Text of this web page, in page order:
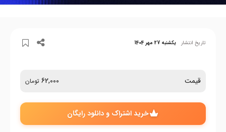
تاریخ انتشار یکشنبه 27 مهر 1404
قیمت 62,000 تومان
خرید اشتراک و دانلود رایگان